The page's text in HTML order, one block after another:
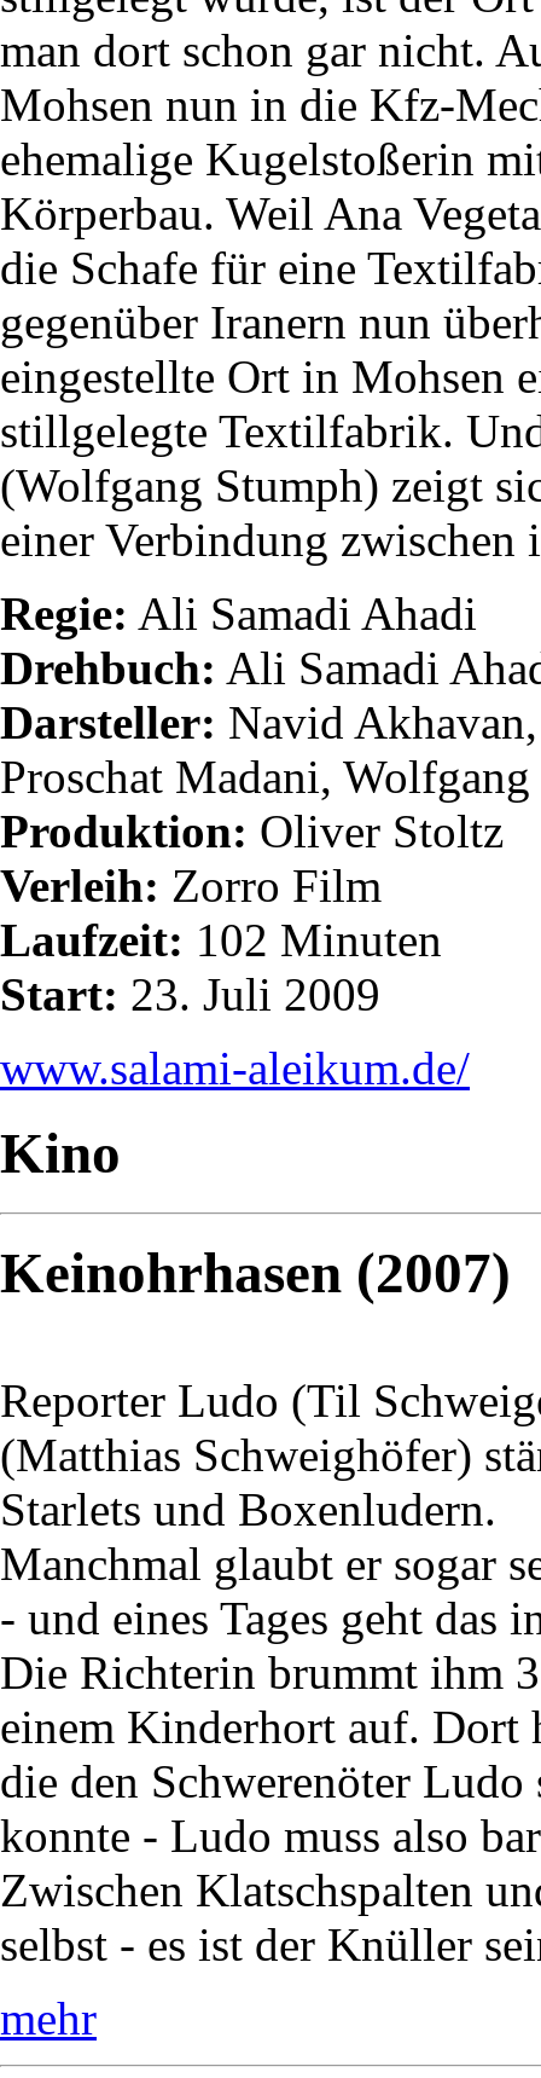
man dort schon gar nicht.
Mohsen nun in die Kfz-
ehemalige Kugelstoßerin
Körperbau. Weil Ana
die Schafe für eine
gegenüber Iranern nun
eingestellte Ort in Mohsen
stillgelegte Textilfabrik.
(Wolfgang Stumph) zeigt
einer Verbindung zwischen
Regie: Ali Samadi Ahadi
Drehbuch: Ali Samadi
Darsteller: Navid
Proschat Madani,
Produktion: Oliver Stoltz
Verleih: Zorro Film
Laufzeit: 102 Minuten
Start: 23. Juli 2009
www.salami-aleikum.de/
Kino
Keinohrhasen (2007)
Reporter Ludo (Til
(Matthias Schweighöfer)
Starlets und Boxenludern.
Manchmal glaubt er sogar
- und eines Tages geht das
Die Richterin brummt ihm
einem Kinderhort auf. Dort
die den Schwerenöter
konnte - Ludo muss also
Zwischen Klatschspalten
selbst - es ist der Knüller
mehr